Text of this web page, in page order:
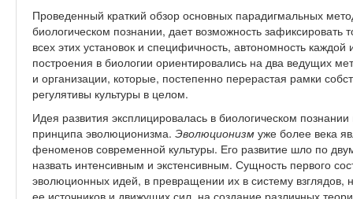
Проведенный краткий обзор основных парадигмальных
биологическом познании, дает возможность зафиксировать
всех этих установок и специфичность, автономность
построения в биологии ориентировались на два ведущих
и организации, которые, постепенно перерастая рамки
регулятивы культуры в целом.
Идея развития эксплицировалась в биологическом
принципа эволюционизма. Эволюционизм уже более века
феноменов современной культуры. Его развитие шло по
назвать интенсивным и экстенсивным. Сущность первого
эволюционных идей, в превращении их в систему
ее источников и движущих сил, на создание различных